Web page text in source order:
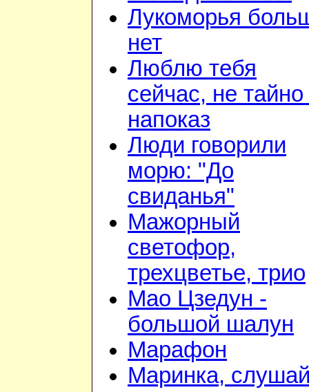
Лукоморья
нет
Люблю тебя
сейчас, не тайно
напоказ
Люди говорили
морю: "До
свиданья"
Мажорный
светофор,
трехцветье, трио
Мао Цзедун -
большой шалун
Марафон
Маринка,